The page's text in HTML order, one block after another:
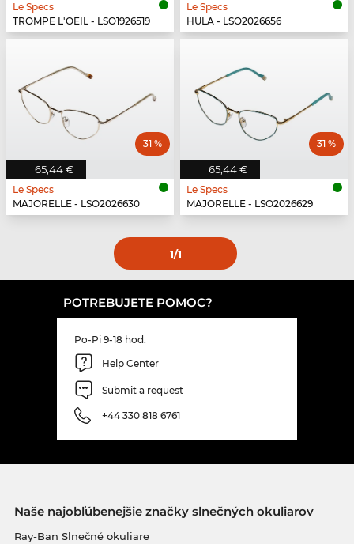
Le Specs
TROMPE L'OEIL - LSO1926519
Le Specs
HULA - LSO2026656
65,44 €
31 %
Le Specs
MAJORELLE - LSO2026630
65,44 €
31 %
Le Specs
MAJORELLE - LSO2026629
1/1
POTREBUJETE POMOC?
Po-Pi 9-18 hod.
Help Center
Submit a request
+44 330 818 6761
Naše najobľúbenejšie značky slnečných okuliarov
Ray-Ban Slnečné okuliare